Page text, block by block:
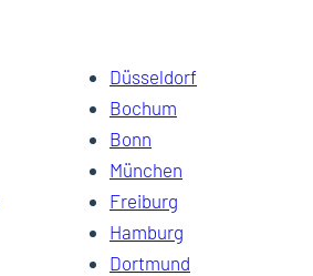
Düsseldorf
Bochum
Bonn
München
Freiburg
Hamburg
Dortmund